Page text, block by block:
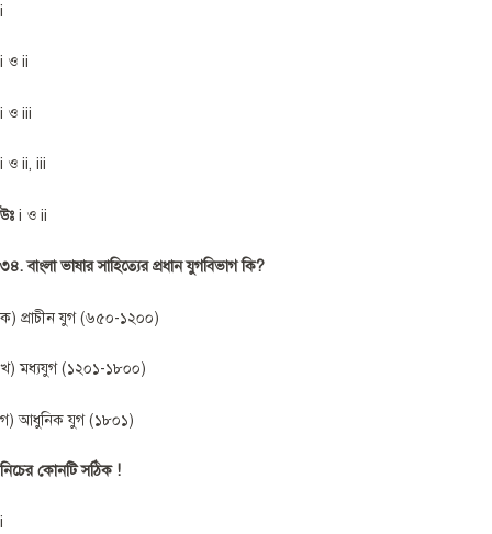
i
i ও ii
i ও iii
i ও ii, iii
উঃ i ও ii
৩৪. বাংলা ভাষার সাহিত্যের প্রধান যুগবিভাগ কি?
ক) প্রাচীন যুগ (৬৫০-১২০০)
খ) মধ্যযুগ (১২০১-১৮০০)
গ) আধুনিক যুগ (১৮০১)
নিচের কোনটি সঠিক !
i